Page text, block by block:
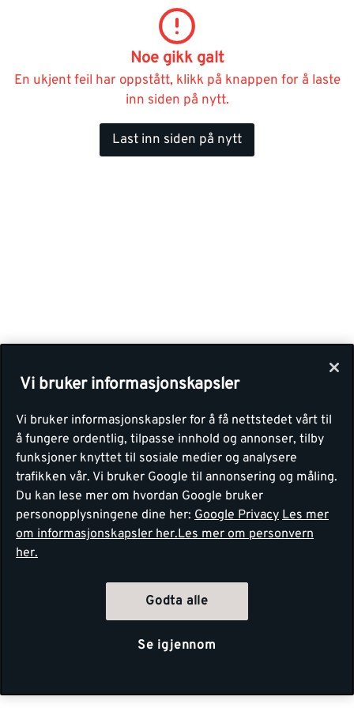
Noe gikk galt
En ukjent feil har oppstått, klikk på knappen for å laste
inn siden på nytt.
Last inn siden på nytt
Vi bruker informasjonskapsler
Vi bruker informasjonskapsler for å få nettstedet vårt til
å fungere ordentlig, tilpasse innhold og annonser, tilby
funksjoner knyttet til sosiale medier og analysere
trafikken vår. Vi bruker Google til annonsering og måling.
Du kan lese mer om hvordan Google bruker
personopplysningene dine her: Google Privacy Les mer
om informasjonskapsler her.Les mer om personvern
her.
Godta alle
Se igjennom